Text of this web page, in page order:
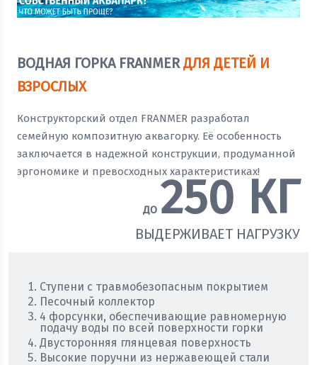
ВОДНАЯ ГОРКА FRANMER ДЛЯ ДЕТЕЙ И
ВЗРОСЛЫХ
Конструкторский отдел FRANMER разработал
семейную композитную аквагорку. Её особенность
заключается в надежной конструкции, продуманной
эргономике и превосходных характеристиках!
ДО 250 КГ
ВЫДЕРЖИВАЕТ НАГРУЗКУ
Ступени с травмобезопасным покрытием
Песочный коллектор
4 форсунки, обеспечивающие равномерную
подачу воды по всей поверхности горки
Двусторонняя глянцевая поверхность
Высокие поручни из нержавеющей стали